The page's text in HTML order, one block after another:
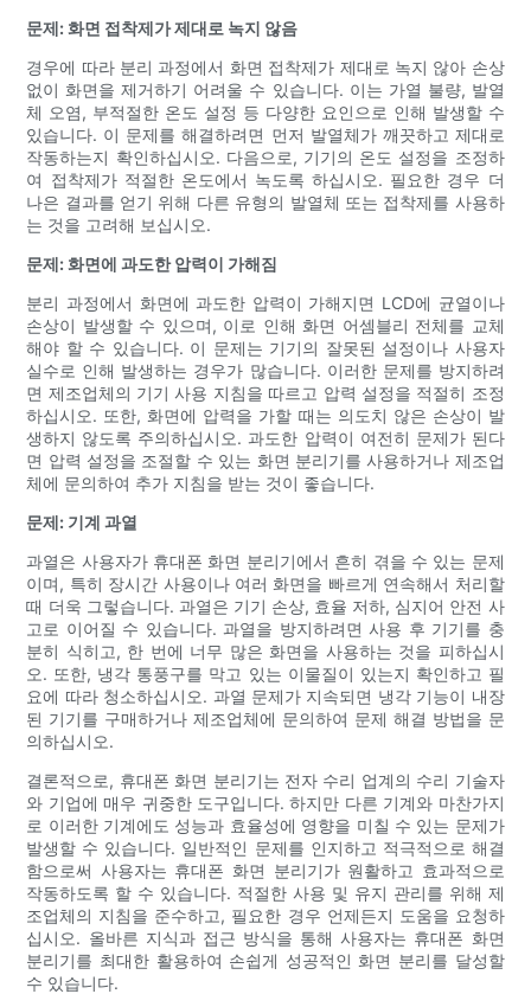
문제: 화면 접착제가 제대로 녹지 않음
경우에 따라 분리 과정에서 화면 접착제가 제대로 녹지 않아 손상
없이 화면을 제거하기 어려울 수 있습니다. 이는 가열 불량, 발열
체 오염, 부적절한 온도 설정 등 다양한 요인으로 인해 발생할 수
있습니다. 이 문제를 해결하려면 먼저 발열체가 깨끗하고 제대로
작동하는지 확인하십시오. 다음으로, 기기의 온도 설정을 조정하
여 접착제가 적절한 온도에서 녹도록 하십시오. 필요한 경우 더
나은 결과를 얻기 위해 다른 유형의 발열체 또는 접착제를 사용하
는 것을 고려해 보십시오.
문제: 화면에 과도한 압력이 가해짐
분리 과정에서 화면에 과도한 압력이 가해지면 LCD에 균열이나
손상이 발생할 수 있으며, 이로 인해 화면 어셈블리 전체를 교체
해야 할 수 있습니다. 이 문제는 기기의 잘못된 설정이나 사용자
실수로 인해 발생하는 경우가 많습니다. 이러한 문제를 방지하려
면 제조업체의 기기 사용 지침을 따르고 압력 설정을 적절히 조정
하십시오. 또한, 화면에 압력을 가할 때는 의도치 않은 손상이 발
생하지 않도록 주의하십시오. 과도한 압력이 여전히 문제가 된다
면 압력 설정을 조절할 수 있는 화면 분리기를 사용하거나 제조업
체에 문의하여 추가 지침을 받는 것이 좋습니다.
문제: 기계 과열
과열은 사용자가 휴대폰 화면 분리기에서 흔히 겪을 수 있는 문제
이며, 특히 장시간 사용이나 여러 화면을 빠르게 연속해서 처리할
때 더욱 그렇습니다. 과열은 기기 손상, 효율 저하, 심지어 안전 사
고로 이어질 수 있습니다. 과열을 방지하려면 사용 후 기기를 충
분히 식히고, 한 번에 너무 많은 화면을 사용하는 것을 피하십시
오. 또한, 냉각 통풍구를 막고 있는 이물질이 있는지 확인하고 필
요에 따라 청소하십시오. 과열 문제가 지속되면 냉각 기능이 내장
된 기기를 구매하거나 제조업체에 문의하여 문제 해결 방법을 문
의하십시오.
결론적으로, 휴대폰 화면 분리기는 전자 수리 업계의 수리 기술자
와 기업에 매우 귀중한 도구입니다. 하지만 다른 기계와 마찬가지
로 이러한 기계에도 성능과 효율성에 영향을 미칠 수 있는 문제가
발생할 수 있습니다. 일반적인 문제를 인지하고 적극적으로 해결
함으로써 사용자는 휴대폰 화면 분리기가 원활하고 효과적으로
작동하도록 할 수 있습니다. 적절한 사용 및 유지 관리를 위해 제
조업체의 지침을 준수하고, 필요한 경우 언제든지 도움을 요청하
십시오. 올바른 지식과 접근 방식을 통해 사용자는 휴대폰 화면
분리기를 최대한 활용하여 손쉽게 성공적인 화면 분리를 달성할
수 있습니다.